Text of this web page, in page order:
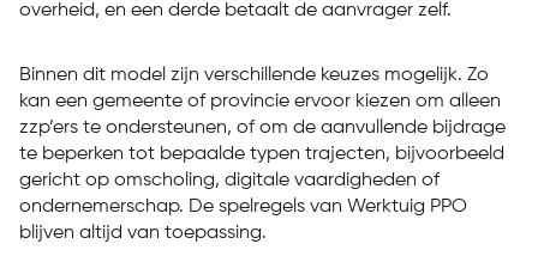
overheid, en een derde betaalt de aanvrager zelf.
Binnen dit model zijn verschillende keuzes mogelijk. Zo
kan een gemeente of provincie ervoor kiezen om alleen
zzp’ers te ondersteunen, of om de aanvullende bijdrage
te beperken tot bepaalde typen trajecten, bijvoorbeeld
gericht op omscholing, digitale vaardigheden of
ondernemerschap. De spelregels van Werktuig PPO
blijven altijd van toepassing.